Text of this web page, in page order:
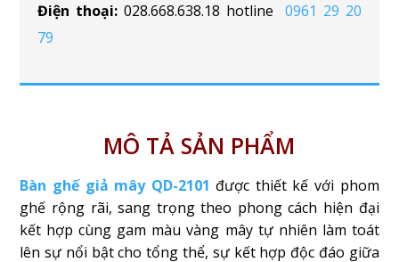
Điện thoại: 028.668.638.18 hotline0961 29 20
79
MÔ TẢ SẢN PHẨM
Bàn ghế giả mây QD-2101 được thiết kế với phom
ghế rộng rãi, sang trọng theo phong cách hiện đại
kết hợp cùng gam màu vàng mây tự nhiên làm toát
lên sự nổi bật cho tổng thể, sự kết hợp độc đáo giữa